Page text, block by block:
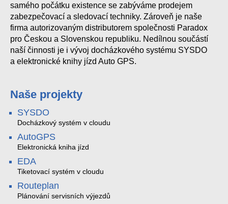
samého počátku existence se zabýváme prodejem
zabezpečovací a sledovací techniky. Zároveň je naše
firma autorizovaným distributorem společnosti Paradox
pro Českou a Slovenskou republiku. Nedílnou součástí
naší činnosti je i vývoj docházkového systému SYSDO
a elektronické knihy jízd Auto GPS.
Naše projekty
SYSDO
Docházkový systém v cloudu
AutoGPS
Elektronická kniha jízd
EDA
Tiketovací systém v cloudu
Routeplan
Plánování servisních výjezdů